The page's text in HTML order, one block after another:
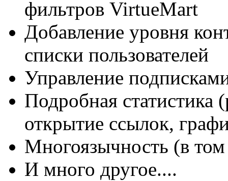
фильтров VirtueMart
Добавление уровня
списки пользователей
Управление
Подробная статистика
открытие ссылок,
Многоязычность (в
И много другое....